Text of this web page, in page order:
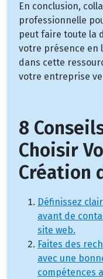
En conclusion,
professionnelle
peut faire toute la
votre présence en
dans cette
votre entreprise
8
Choisir
Création
Définissez
avant de
site web.
Faites des
avec une
compétences